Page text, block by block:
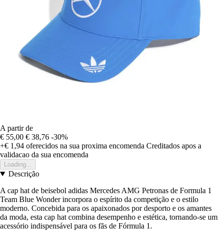
A partir de
€ 55,00 € 38,76 -30%
+€ 1,94 oferecidos na sua proxima encomenda Creditados apos a
validacao da sua encomenda
Loading...
Descrição
A cap hat de beisebol adidas Mercedes AMG Petronas de Formula 1
Team Blue Wonder incorpora o espírito da competição e o estilo
moderno. Concebida para os apaixonados por desporto e os amantes
da moda, esta cap hat combina desempenho e estética, tornando-se um
acessório indispensável para os fãs de Fórmula 1.